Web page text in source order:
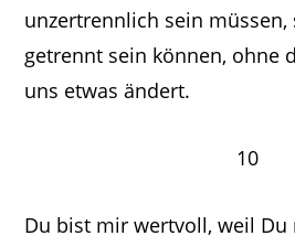
unzertrennlich sein müssen,
getrennt sein können, ohne
uns etwas ändert.
10
Du bist mir wertvoll, weil Du